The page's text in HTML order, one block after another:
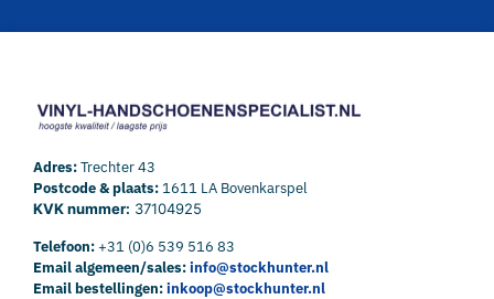
Adres:Trechter 43
Postcode & plaats: 1611 LA Bovenkarspel
KVK nummer: 37104925
Telefoon:+31 (0)6 539 516 83
Email algemeen/sales:info@stockhunter.nl
Email bestellingen:inkoop@stockhunter.nl